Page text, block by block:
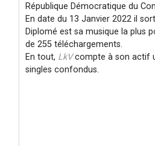
République Démocratique du
En date du 13 Janvier 2022 il
Diplomé est sa musique la plus
de 255 téléchargements.
En tout, LkVcompte à son actif
singles confondus.